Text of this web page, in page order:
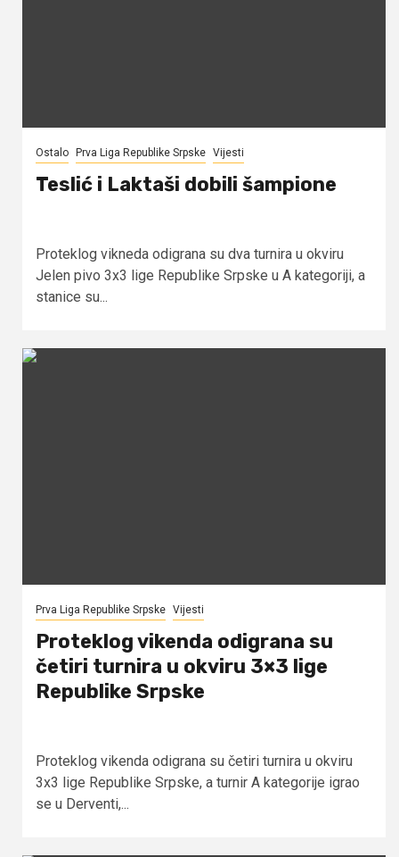
Ostalo Prva Liga Republike Srpske Vijesti
Teslić i Laktaši dobili šampione
Proteklog vikneda odigrana su dva turnira u okviru
Jelen pivo 3x3 lige Republike Srpske u A kategoriji, a
stanice su...
Prva Liga Republike Srpske Vijesti
Proteklog vikenda odigrana su
četiri turnira u okviru 3×3 lige
Republike Srpske
Proteklog vikenda odigrana su četiri turnira u okviru
3x3 lige Republike Srpske, a turnir A kategorije igrao
se u Derventi,...